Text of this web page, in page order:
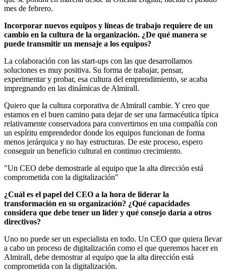
mes de febrero.
Incorporar nuevos equipos y líneas de trabajo requiere de un
cambio en la cultura de la organización. ¿De qué manera se
puede transmitir un mensaje a los equipos?
La colaboración con las start-ups con las que desarrollamos
soluciones es muy positiva. Su forma de trabajar, pensar,
experimentar y probar, esa cultura del emprendimiento, se acaba
impregnando en las dinámicas de Almirall.
Quiero que la cultura corporativa de Almirall cambie. Y creo que
estamos en el buen camino para dejar de ser una farmacéutica típica
relativamente conservadora para convertirnos en una compañía con
un espíritu emprendedor donde los equipos funcionan de forma
menos jerárquica y no hay estructuras. De este proceso, espero
conseguir un beneficio cultural en continuo crecimiento.
"Un CEO debe demostrarle al equipo que la alta dirección está
comprometida con la digitalización"
¿Cuál es el papel del CEO a la hora de liderar la
transformación en su organización? ¿Qué capacidades
considera que debe tener un líder y qué consejo daría a otros
directivos?
Uno no puede ser un especialista en todo. Un CEO que quiera llevar
a cabo un proceso de digitalización como el que queremos hacer en
Almirall, debe demostrar al equipo que la alta dirección está
comprometida con la digitalización.